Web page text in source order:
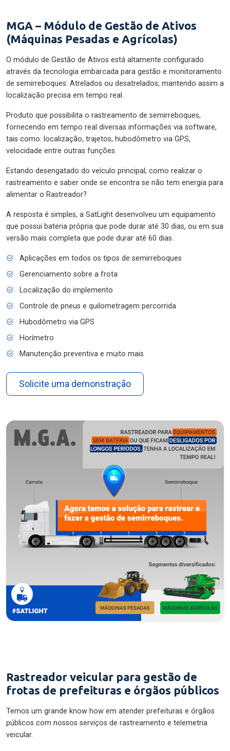
MGA – Módulo de Gestão de Ativos
(Máquinas Pesadas e Agrícolas)
O módulo de Gestão de Ativos está altamente configurado
através da tecnologia embarcada para gestão e monitoramento
de semirreboques: Atrelados ou desatrelados, mantendo assim a
localização precisa em tempo real.
Produto que possibilita o rastreamento de semirreboques,
fornecendo em tempo real diversas informações via software,
tais como: localização, trajetos, hubodômetro via GPS,
velocidade entre outras funções.
Estando desengatado do veículo principal, como realizar o
rastreamento e saber onde se encontra se não tem energia para
alimentar o Rastreador?
A resposta é simples, a SatLight desenvolveu um equipamento
que possui bateria própria que pode durar até 30 dias, ou em sua
versão mais completa que pode durar até 60 dias.
Aplicações em todos os tipos de semirreboques
Gerenciamento sobre a frota
Localização do implemento
Controle de pneus e quilometragem percorrida
Hubodômetro via GPS
Horímetro
Manutenção preventiva e muito mais
Solicite uma demonstração
Rastreador veicular para gestão de
frotas de prefeituras e órgãos públicos
Temos um grande know how em atender prefeituras e órgãos
públicos com nossos serviços de rastreamento e telemetria
veicular.